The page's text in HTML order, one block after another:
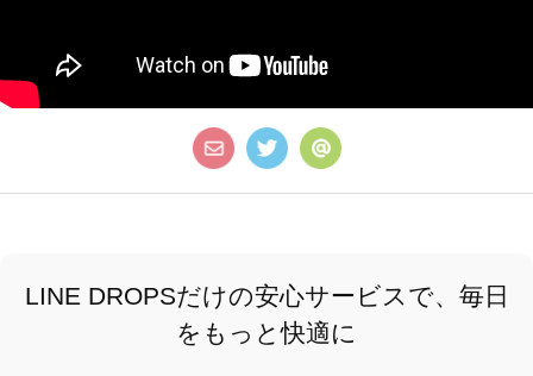
LINE DROPSだけの安心サービスで、毎日
をもっと快適に